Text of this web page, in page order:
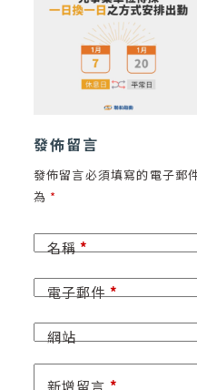
發佈留言
發佈留言必須填寫的電子郵
為 *
名稱*
電子郵件*
網站
新增留言 *